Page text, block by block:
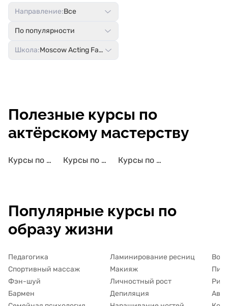
Направление:Все
По популярности
Школа:Moscow Acting Factory
Полезные курсы по
актёрскому мастерству
Курсы по актёрскому мастерству с трудоустройством Курсы по актёрскому мастерству с сертификатом Курсы по актёрскому мастерству для детей
Популярные курсы по
образу жизни
Педагогика
Спортивный массаж
Фэн-шуй
Бармен
Ламинирование ресниц
Макияж
Личностный рост
Депиляция